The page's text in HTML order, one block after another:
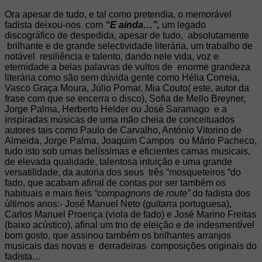
Ora apesar de tudo, e tal como pretendia, o memorável
fadista deixou-nos com “E ainda…”, um legado
discográfico de despedida, apesar de tudo, absolutamente
brilhante e de grande selectividade literária, um trabalho de
notável resiliência e talento, dando nele vida, voz e
eternidade a belas palavras de vultos de enorme grandeza
literária como são sem dúvida gente como Hélia Correia,
Vasco Graça Moura, Júlio Pomar, Mia Couto( este, autor da
frase com que se encerra o disco), Sofia de Mello Breyner,
Jorge Palma, Herberto Helder ou José Saramago e a
inspiradas músicas de uma mão cheia de conceituados
autores tais como Paulo de Carvalho, António Vitorino de
Almeida, Jorge Palma, Joaquim Campos ou Mário Pacheco,
tudo isto sob umas belíssimas e eficientes camas musicais,
de elevada qualidade, talentosa intuição e uma grande
versatilidade, da autoria dos seus três “mosqueteiros “do
fado, que acabam afinal de contas por ser também os
habituais e mais fieis “compagnons de route”do fadista dos
últimos anos:- José Manuel Neto (guitarra portuguesa),
Carlos Manuel Proença (viola de fado) e José Marino Freitas
(baixo acústico), afinal um trio de eleição e de indesmentível
bom gosto, que assinou também os brilhantes arranjos
musicais das novas e derradeiras composições originais do
fadista…